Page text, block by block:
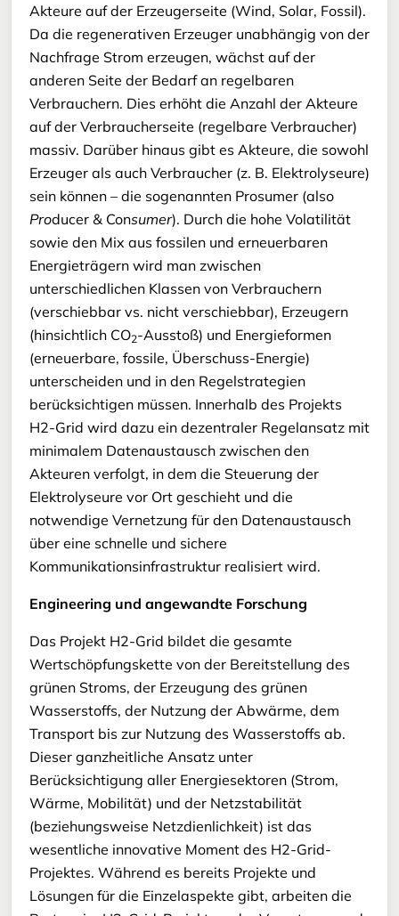
Akteure auf der Erzeugerseite (Wind, Solar, Fossil).
Da die regenerativen Erzeuger unabhängig von der
Nachfrage Strom erzeugen, wächst auf der
anderen Seite der Bedarf an regelbaren
Verbrauchern. Dies erhöht die Anzahl der Akteure
auf der Verbraucherseite (regelbare Verbraucher)
massiv. Darüber hinaus gibt es Akteure, die sowohl
Erzeuger als auch Verbraucher (z. B. Elektrolyseure)
sein können – die sogenannten Prosumer (also
Producer & Consumer). Durch die hohe Volatilität
sowie den Mix aus fossilen und erneuerbaren
Energieträgern wird man zwischen
unterschiedlichen Klassen von Verbrauchern
(verschiebbar vs. nicht verschiebbar), Erzeugern
(hinsichtlich CO2-Ausstoß) und Energieformen
(erneuerbare, fossile, Überschuss-Energie)
unterscheiden und in den Regelstrategien
berücksichtigen müssen. Innerhalb des Projekts
H2-Grid wird dazu ein dezentraler Regelansatz mit
minimalem Datenaustausch zwischen den
Akteuren verfolgt, in dem die Steuerung der
Elektrolyseure vor Ort geschieht und die
notwendige Vernetzung für den Datenaustausch
über eine schnelle und sichere
Kommunikationsinfrastruktur realisiert wird.
Engineering und angewandte Forschung
Das Projekt H2-Grid bildet die gesamte
Wertschöpfungskette von der Bereitstellung des
grünen Stroms, der Erzeugung des grünen
Wasserstoffs, der Nutzung der Abwärme, dem
Transport bis zur Nutzung des Wasserstoffs ab.
Dieser ganzheitliche Ansatz unter
Berücksichtigung aller Energiesektoren (Strom,
Wärme, Mobilität) und der Netzstabilität
(beziehungsweise Netzdienlichkeit) ist das
wesentliche innovative Moment des H2-Grid-
Projektes. Während es bereits Projekte und
Lösungen für die Einzelaspekte gibt, arbeiten die